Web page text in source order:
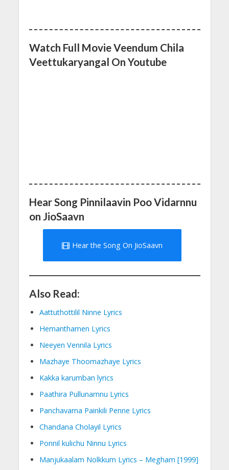
Watch Full Movie Veendum Chila
Veettukaryangal On Youtube
Hear Song Pinnilaavin Poo Vidarnnu
on JioSaavn
Hear the Song On JioSaavn
Also Read:
Aattuthottilil Ninne Lyrics
Hemanthamen Lyrics
Neeyen Vennila Lyrics
Mazhaye Thoomazhaye Lyrics
Kakka karumban lyrics
Paathira Pullunarnnu Lyrics
Panchavarna Painkili Penne Lyrics
Chandana Cholayil Lyrics
Ponnil kulichu Ninnu Lyrics
Manjukaalam Nolkkum Lyrics – Megham [1999]